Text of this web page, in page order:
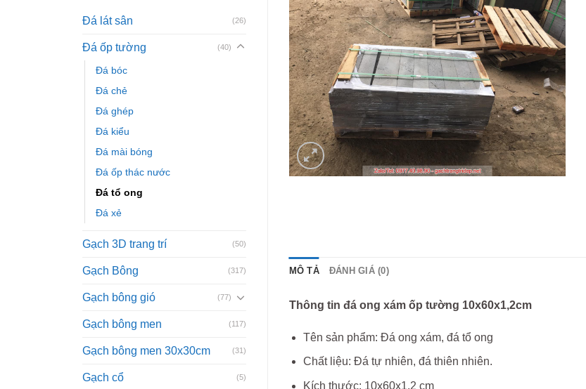
Đá lát sân (26)
Đá ốp tường (40)
Đá bóc
Đá chẻ
Đá ghép
Đá kiểu
Đá mài bóng
Đá ốp thác nước
Đá tổ ong
Đá xẻ
Gạch 3D trang trí (50)
Gạch Bông (317)
Gạch bông gió (77)
Gạch bông men (117)
Gạch bông men 30x30cm (31)
Gạch cổ (5)
MÔ TẢ ĐÁNH GIÁ (0)
Thông tin đá ong xám ốp tường 10x60x1,2cm
Tên sản phẩm: Đá ong xám, đá tổ ong
Chất liệu: Đá tự nhiên, đá thiên nhiên.
Kích thước: 10x60x1.2 cm